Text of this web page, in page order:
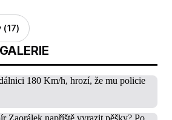
GALERIE